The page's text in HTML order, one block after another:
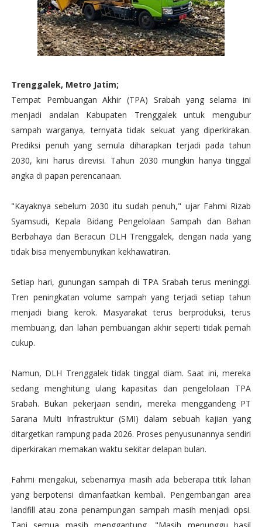
Trenggalek, Metro Jatim;
Tempat Pembuangan Akhir (TPA) Srabah yang selama ini
menjadi andalan Kabupaten Trenggalek untuk mengubur
sampah warganya, ternyata tidak sekuat yang diperkirakan.
Prediksi penuh yang semula diharapkan terjadi pada tahun
2030, kini harus direvisi. Tahun 2030 mungkin hanya tinggal
angka di papan perencanaan.
"Kayaknya sebelum 2030 itu sudah penuh," ujar Fahmi Rizab
Syamsudi, Kepala Bidang Pengelolaan Sampah dan Bahan
Berbahaya dan Beracun DLH Trenggalek, dengan nada yang
tidak bisa menyembunyikan kekhawatiran.
Setiap hari, gunungan sampah di TPA Srabah terus meninggi.
Tren peningkatan volume sampah yang terjadi setiap tahun
menjadi biang kerok. Masyarakat terus berproduksi, terus
membuang, dan lahan pembuangan akhir seperti tidak pernah
cukup.
Namun, DLH Trenggalek tidak tinggal diam. Saat ini, mereka
sedang menghitung ulang kapasitas dan pengelolaan TPA
Srabah. Bukan pekerjaan sendiri, mereka menggandeng PT
Sarana Multi Infrastruktur (SMI) dalam sebuah kajian yang
ditargetkan rampung pada 2026. Proses penyusunannya sendiri
diperkirakan memakan waktu sekitar delapan bulan.
Fahmi mengakui, sebenarnya masih ada beberapa titik lahan
yang berpotensi dimanfaatkan kembali. Pengembangan area
landfill atau zona penampungan sampah masih menjadi opsi.